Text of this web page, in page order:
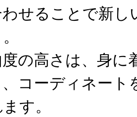
わせることで新
の高さは、身に
コーディネート
す。